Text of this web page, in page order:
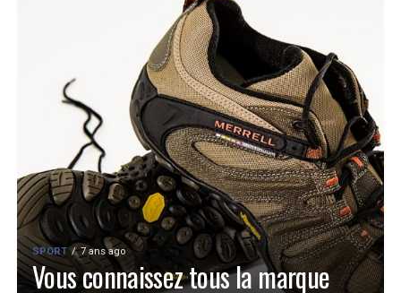
SPORT 7 ans ago
Vous connaissez tous la marque